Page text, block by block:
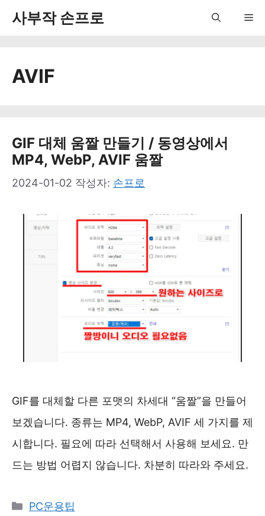
사부작 손프로
AVIF
GIF 대체 움짤 만들기 / 동영상에서
MP4, WebP, AVIF 움짤
2024-01-02 작성자: 손프로
GIF를 대체할 다른 포맷의 차세대 “움짤”을 만들어
보겠습니다. 종류는 MP4, WebP, AVIF 세 가지를 제
시합니다. 필요에 따라 선택해서 사용해 보세요. 만
드는 방법 어렵지 않습니다. 차분히 따라와 주세요.
카
PC운용팁